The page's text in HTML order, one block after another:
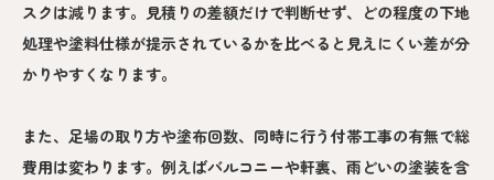
スクは減ります。見積りの差額だけで判断せず、どの程度の下地
処理や塗料仕様が提示されているかを比べると見えにくい差が分
かりやすくなります。
また、足場の取り方や塗布回数、同時に行う付帯工事の有無で総
費用は変わります。例えばバルコニーや軒裏、雨どいの塗装を含